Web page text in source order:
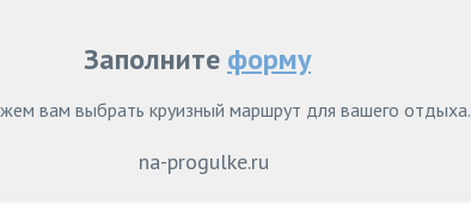
Заполните форму
вам выбрать круизный маршрут для вашего отдыха.
na-progulke.ru